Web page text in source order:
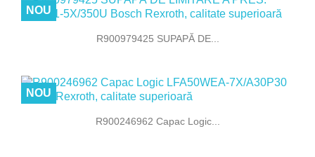
R900979425 SUPAPĂ DE...
NOU
R900246962 Capac Logic...
NOU